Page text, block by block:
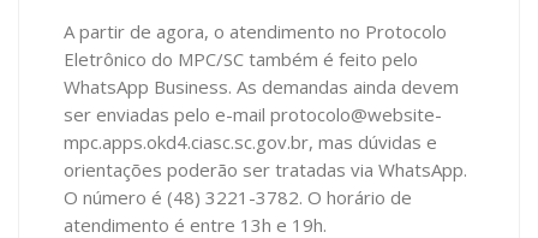
A partir de agora, o atendimento no Protocolo
Eletrônico do MPC/SC também é feito pelo
WhatsApp Business. As demandas ainda devem
ser enviadas pelo e-mail protocolo@website-
mpc.apps.okd4.ciasc.sc.gov.br, mas dúvidas e
orientações poderão ser tratadas via WhatsApp.
O número é (48) 3221-3782. O horário de
atendimento é entre 13h e 19h.